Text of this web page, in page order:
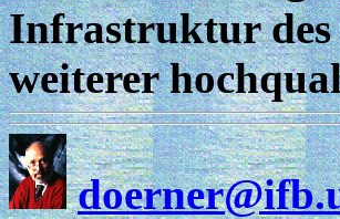
Infrastruktur des
weiterer